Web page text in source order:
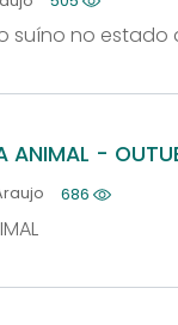
suíno no estado
ANIMAL -
686